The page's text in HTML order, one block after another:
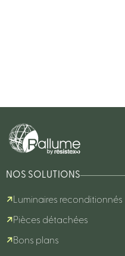
NOS SOLUTIONS
Luminaires reconditionnés
Pièces détachées
Bons plans